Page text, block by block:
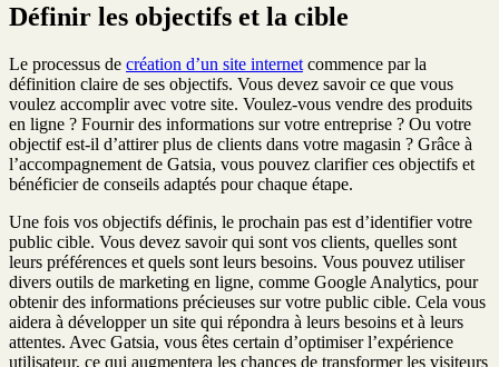
Définir les objectifs et la cible
Le processus de création d’un site internet commence par la
définition claire de ses objectifs. Vous devez savoir ce que vous
voulez accomplir avec votre site. Voulez-vous vendre des produits
en ligne ? Fournir des informations sur votre entreprise ? Ou votre
objectif est-il d’attirer plus de clients dans votre magasin ? Grâce à
l’accompagnement de Gatsia, vous pouvez clarifier ces objectifs et
bénéficier de conseils adaptés pour chaque étape.
Une fois vos objectifs définis, le prochain pas est d’identifier votre
public cible. Vous devez savoir qui sont vos clients, quelles sont
leurs préférences et quels sont leurs besoins. Vous pouvez utiliser
divers outils de marketing en ligne, comme Google Analytics, pour
obtenir des informations précieuses sur votre public cible. Cela vous
aidera à développer un site qui répondra à leurs besoins et à leurs
attentes. Avec Gatsia, vous êtes certain d’optimiser l’expérience
utilisateur, ce qui augmentera les chances de transformer les visiteurs